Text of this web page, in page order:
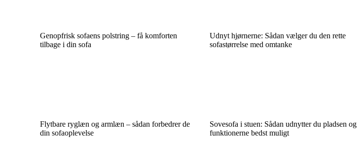
Genopfrisk sofaens polstring – få komforten
tilbage i din sofa
Udnyt hjørnerne: Sådan vælger du den rette
sofastørrelse med omtanke
Flytbare ryglæn og armlæn – sådan forbedrer de
din sofaoplevelse
Sovesofa i stuen: Sådan udnytter du pladsen og
funktionerne bedst muligt